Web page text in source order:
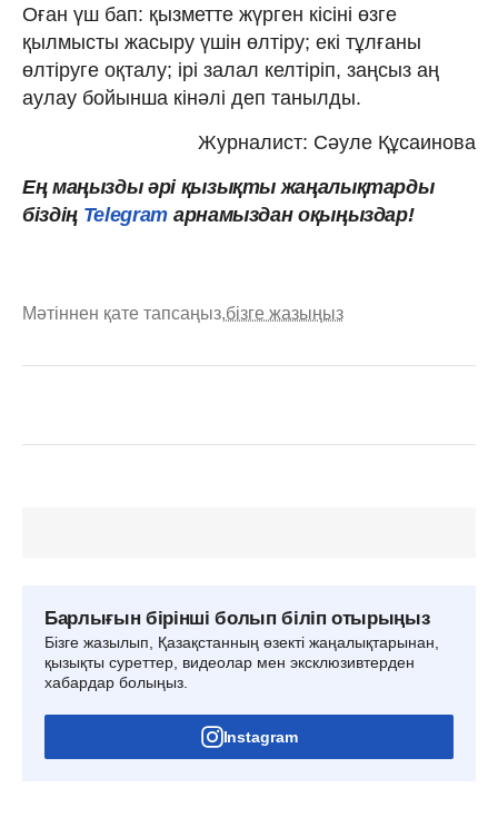
Оған үш бап: қызметте жүрген кісіні өзге
қылмысты жасыру үшін өлтіру; екі тұлғаны
өлтіруге оқталу; ірі залал келтіріп, заңсыз аң
аулау бойынша кінәлі деп танылды.
Журналист: Сәуле Құсаинова
Ең маңызды әрі қызықты жаңалықтарды
біздің Telegram арнамыздан оқыңыздар!
Мәтіннен қате тапсаңыз,бізге жазыңыз
Барлығын бірінші болып біліп отырыңыз
Бізге жазылып, Қазақстанның өзекті жаңалықтарынан,
қызықты суреттер, видеолар мен эксклюзивтерден
хабардар болыңыз.
Instagram